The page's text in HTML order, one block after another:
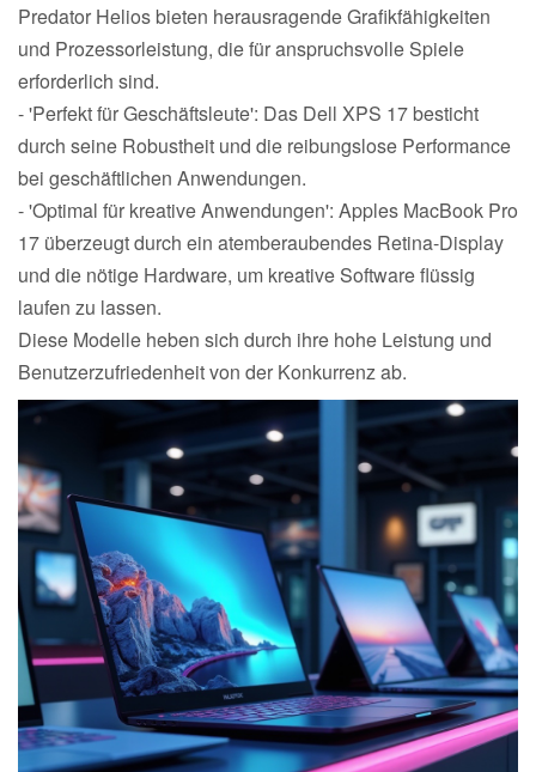
Predator Helios bieten herausragende Grafikfähigkeiten
und Prozessorleistung, die für anspruchsvolle Spiele
erforderlich sind.
- 'Perfekt für Geschäftsleute': Das Dell XPS 17 besticht
durch seine Robustheit und die reibungslose Performance
bei geschäftlichen Anwendungen.
- 'Optimal für kreative Anwendungen': Apples MacBook Pro
17 überzeugt durch ein atemberaubendes Retina-Display
und die nötige Hardware, um kreative Software flüssig
laufen zu lassen.
Diese Modelle heben sich durch ihre hohe Leistung und
Benutzerzufriedenheit von der Konkurrenz ab.